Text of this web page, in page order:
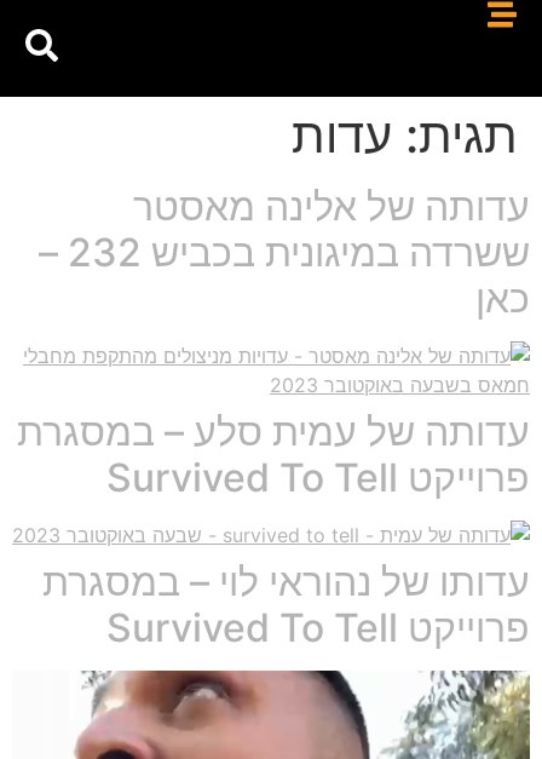
תגית: עדות
עדותה של אלינה מאסטר
ששרדה במיגונית בכביש 232 –
כאן
עדותה של עמית סלע – במסגרת
פרוייקט Survived To Tell
עדותו של נהוראי לוי – במסגרת
פרוייקט Survived To Tell